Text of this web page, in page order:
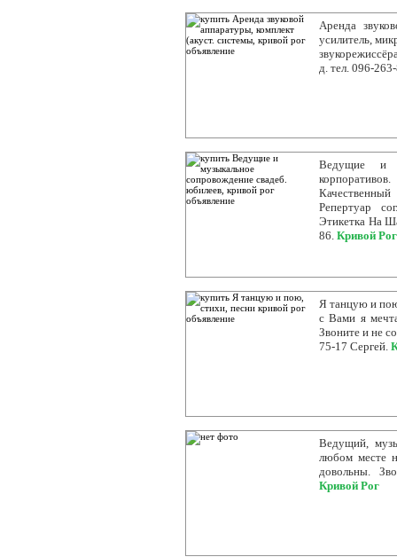
Аренда
усилитель,
д. тел. 096-
Ведущие и
Репертуар
Этикетка На
86. Кривой Рог
Я танцую и
с Вами я
Звоните и не
75-17 Сергей.
Ведущий,
любом месте
довольны.
Кривой Рог